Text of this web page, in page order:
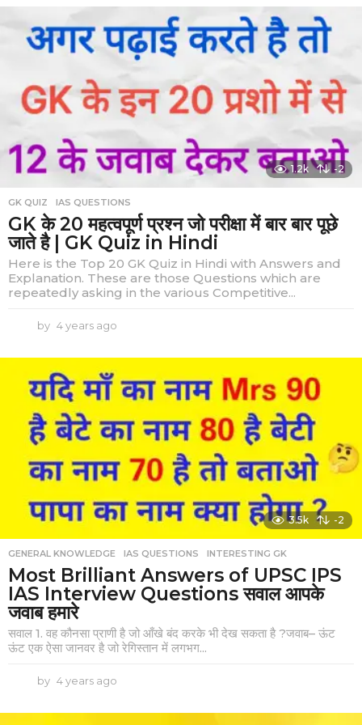
e
r
s
o
1.2k -2
GK QUIZ ,IAS QUESTIONS
GK के 20 महत्वपूर्ण प्रश्न जो परीक्षा में बार बार पूछे
जाते है | GK Quiz in Hindi
Here is the Top 20 GK Quiz in Hindi with Answers and
Explanation. These are those Questions which are
repeatedly asking in the various Competitive...
by 4 years ago
e
r
a
g
3.5k -2
GENERAL KNOWLEDGE ,IAS QUESTIONS ,INTERESTING GK
Most Brilliant Answers of UPSC IPS
IAS Interview Questions सवाल आपके
जवाब हमारे
सवाल 1. वह कौनसा प्राणी है जो आँखे बंद करके भी देख सकता है ?जवाब– ऊंट
ऊंट एक ऐसा जानवर है जो रेगिस्तान में लगभग...
by 4 years ago
e